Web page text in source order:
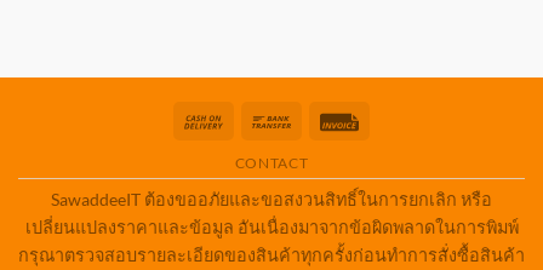
Cash
Delivery
Bank
CONTACT
SawaddeeIT ต้องขออภัยและขอสงวนสิทธิ์ในการยกเลิก หรือ
เปลี่ยนแปลงราคาและข้อมูล อันเนื่องมาจากข้อผิดพลาดในการพิมพ์
กรุณาตรวจสอบรายละเอียดของสินค้าทุกครั้งก่อนทำการสั่งซื้อสินค้า